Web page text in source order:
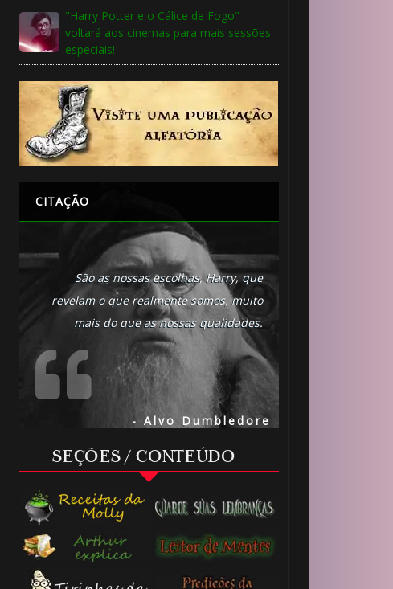
"Harry Potter e o Cálice de Fogo"
voltará aos cinemas para mais sessões
especiais!
CITAÇÃO
São as nossas escolhas, Harry, que
revelam o que realmente somos, muito
mais do que as nossas qualidades.
- Alvo Dumbledore
SEÇÕES / CONTEÚDO